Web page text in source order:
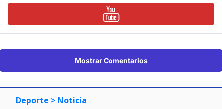
Mostrar Comentarios
Deporte > Noticia